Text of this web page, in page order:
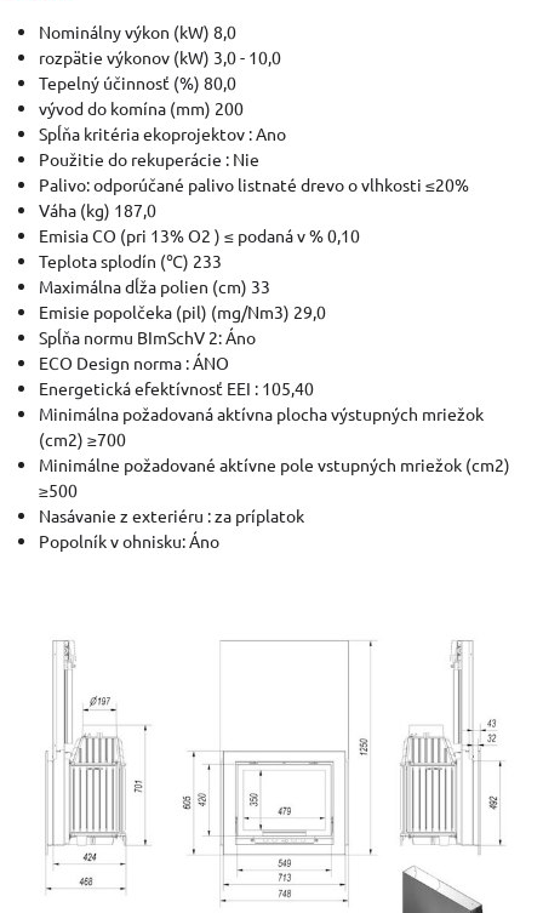
Nominálny výkon (kW) 8,0
rozpätie výkonov (kW) 3,0 - 10,0
Tepelný účinnosť (%) 80,0
vývod do komína (mm) 200
Spĺňa kritéria ekoprojektov : Ano
Použitie do rekuperácie : Nie
Palivo: odporúčané palivo listnaté drevo o vlhkosti ≤20%
Váha (kg) 187,0
Emisia CO (pri 13% O2 ) ≤ podaná v % 0,10
Teplota splodín (℃) 233
Maximálna dĺža polien (cm) 33
Emisie popolčeka (pil) (mg/Nm3) 29,0
Spĺňa normu BImSchV 2: Áno
ECO Design norma : ÁNO
Energetická efektívnosť EEI : 105,40
Minimálna požadovaná aktívna plocha výstupných mriežok
(cm2) ≥700
Minimálne požadované aktívne pole vstupných mriežok (cm2)
≥500
Nasávanie z exteriéru : za príplatok
Popolník v ohnisku: Áno